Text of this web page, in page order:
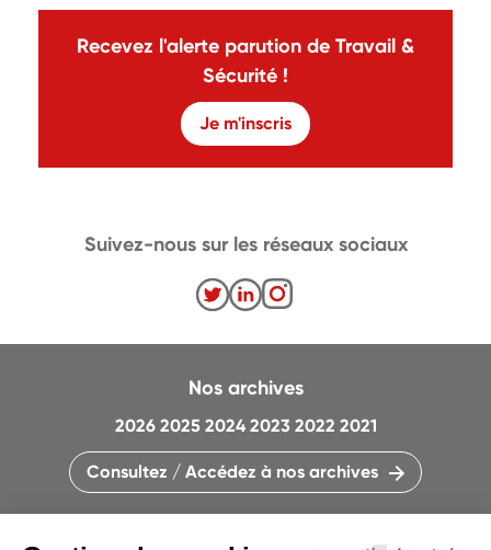
Recevez l'alerte parution de Travail &
Sécurité !
Je m'inscris
Nos archives
2026 2025 2024 2023 2022 2021
Consultez / Accédez à nos archives
Suivez-nous sur les réseaux sociaux